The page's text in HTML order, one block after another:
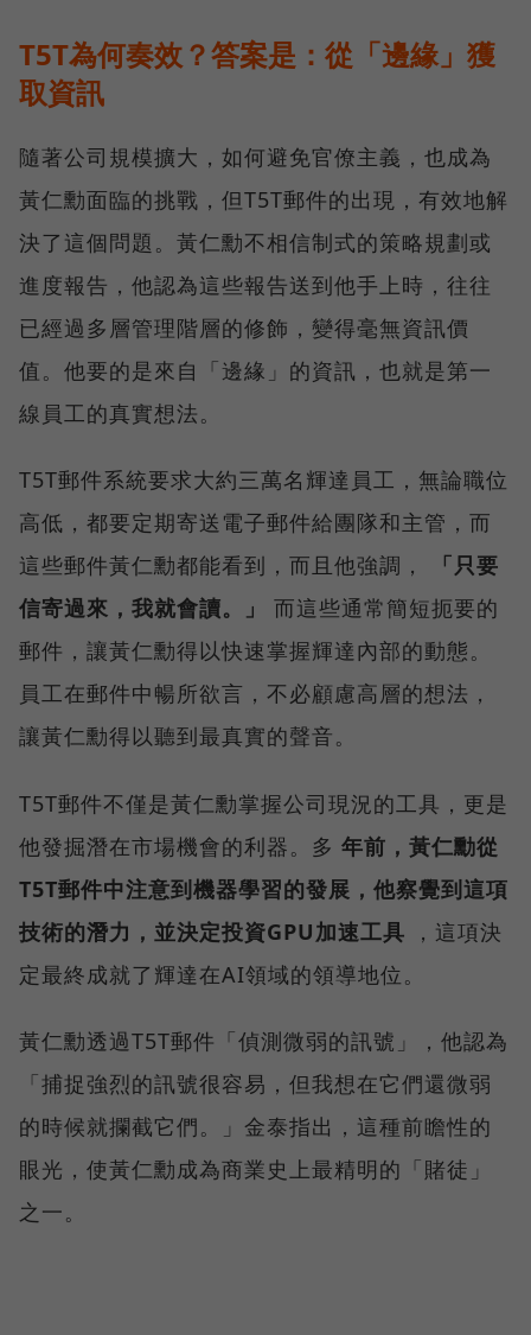
T5T為何奏效？答案是：從「邊緣」獲
取資訊
隨著公司規模擴大，如何避免官僚主義，也成為
黃仁勳面臨的挑戰，但T5T郵件的出現，有效地解
決了這個問題。黃仁勳不相信制式的策略規劃或
進度報告，他認為這些報告送到他手上時，往往
已經過多層管理階層的修飾，變得毫無資訊價
值。他要的是來自「邊緣」的資訊，也就是第一
線員工的真實想法。
T5T郵件系統要求大約三萬名輝達員工，無論職位
高低，都要定期寄送電子郵件給團隊和主管，而
這些郵件黃仁勳都能看到，而且他強調，
「只要
信寄過來，我就會讀。」
而這些通常簡短扼要的
郵件，讓黃仁勳得以快速掌握輝達內部的動態。
員工在郵件中暢所欲言，不必顧慮高層的想法，
讓黃仁勳得以聽到最真實的聲音。
T5T郵件不僅是黃仁勳掌握公司現況的工具，更是
他發掘潛在市場機會的利器。多 年前，黃仁勳從
T5T郵件中注意到機器學習的發展，他察覺到這項
技術的潛力，並決定投資GPU加速工具 ，這項決
定最終成就了輝達在AI領域的領導地位。
黃仁勳透過T5T郵件「偵測微弱的訊號」，他認為
「捕捉強烈的訊號很容易，但我想在它們還微弱
的時候就攔截它們。」金泰指出，這種前瞻性的
眼光，使黃仁勳成為商業史上最精明的「賭徒」
之一。